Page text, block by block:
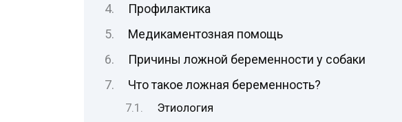
Профилактика
Медикаментозная помощь
Причины ложной беременности у собаки
Что такое ложная беременность?
Этиология